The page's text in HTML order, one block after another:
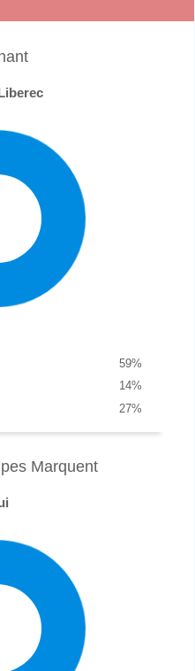
%
59
%
14
%
27
Marquent